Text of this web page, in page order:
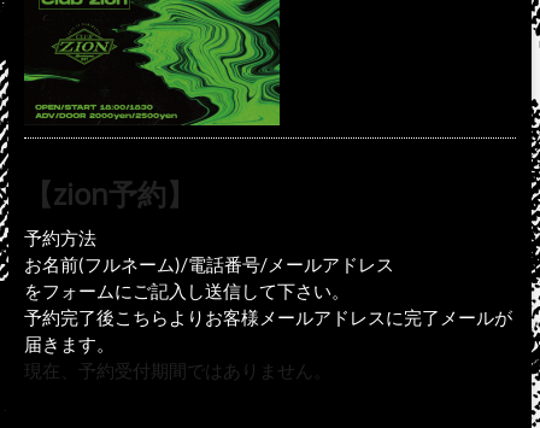
【zion予約】
予約方法
お名前(フルネーム)/電話番号/メールアドレス
をフォームにご記入し送信して下さい。
予約完了後こちらよりお客様メールアドレスに完了メールが
届きます。
現在、予約受付期間ではありません。